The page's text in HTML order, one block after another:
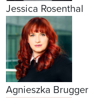
Jessica Rosenthal
Agnieszka Brugger